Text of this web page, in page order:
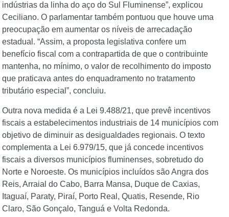
indústrias da linha do aço do Sul Fluminense”, explicou
Ceciliano. O parlamentar também pontuou que houve uma
preocupação em aumentar os níveis de arrecadação
estadual. “Assim, a proposta legislativa confere um
benefício fiscal com a contrapartida de que o contribuinte
mantenha, no mínimo, o valor de recolhimento do imposto
que praticava antes do enquadramento no tratamento
tributário especial”, concluiu.
Outra nova medida é a Lei 9.488/21, que prevê incentivos
fiscais a estabelecimentos industriais de 14 municípios com
objetivo de diminuir as desigualdades regionais. O texto
complementa a Lei 6.979/15, que já concede incentivos
fiscais a diversos municípios fluminenses, sobretudo do
Norte e Noroeste. Os municípios incluídos são Angra dos
Reis, Arraial do Cabo, Barra Mansa, Duque de Caxias,
Itaguaí, Paraty, Piraí, Porto Real, Quatis, Resende, Rio
Claro, São Gonçalo, Tanguá e Volta Redonda.